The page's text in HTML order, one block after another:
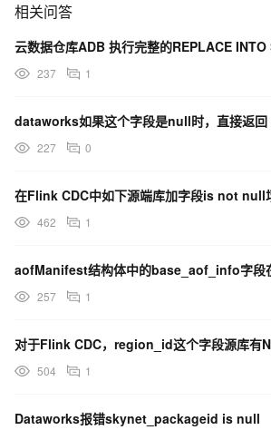
相关问答
237 1
dataworks如果这个字段是null时，直接返回
227 0
在Flink CDC中如下源端库加字段is not null
462 1
257 1
504 1
Dataworks报错skynet_packageid is null